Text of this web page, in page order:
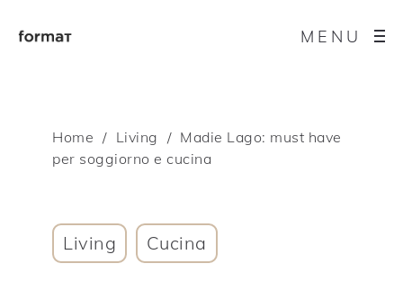
MENU
Home Living
Madie Lago: must have
per soggiorno e cucina
Living Cucina